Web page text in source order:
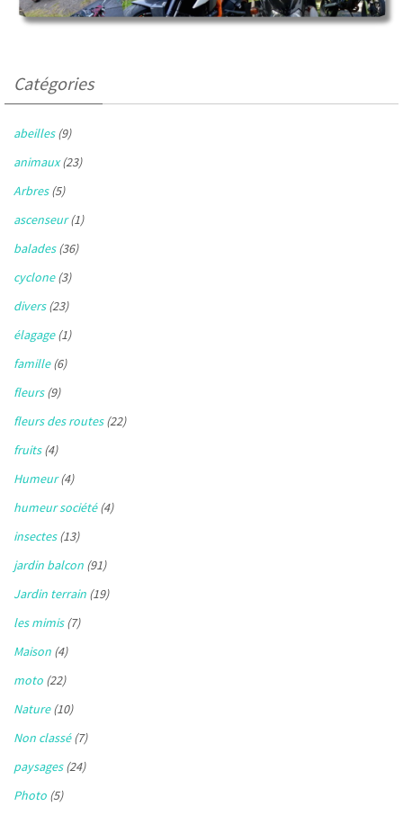
Catégories
abeilles(9)
animaux(23)
Arbres(5)
ascenseur(1)
balades(36)
cyclone(3)
divers(23)
élagage(1)
famille(6)
fleurs(9)
fleurs des routes(22)
fruits(4)
Humeur(4)
humeur société(4)
insectes(13)
jardin balcon (91)
Jardin terrain (19)
les mimis(7)
Maison (4)
moto (22)
Nature(10)
Non classé(7)
paysages(24)
Photo (5)